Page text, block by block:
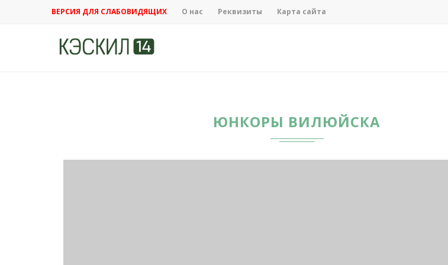
ВЕРСИЯ ДЛЯ СЛАБОВИДЯЩИХ О нас Реквизиты Карта сайта
ЮНКОРЫ ВИЛЮЙСКА